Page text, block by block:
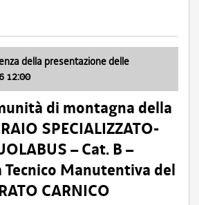
della presentazione delle
12:00
di montagna della
SPECIALIZZATO-
– Cat. B –
Tecnico Manutentiva del
CARNICO